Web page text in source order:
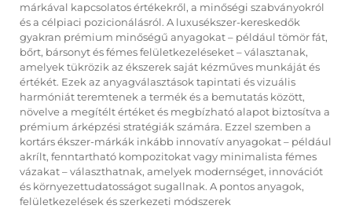
márkával kapcsolatos értékekről, a minőségi szabványokról
és a célpiaci pozicionálásról. A luxusékszer-kereskedők
gyakran prémium minőségű anyagokat – például tömör fát,
bőrt, bársonyt és fémes felületkezeléseket – választanak,
amelyek tükrözik az ékszerek saját kézműves munkáját és
értékét. Ezek az anyagválasztások tapintati és vizuális
harmóniát teremtenek a termék és a bemutatás között,
növelve a megítélt értéket és megbízható alapot biztosítva a
prémium árképzési stratégiák számára. Ezzel szemben a
kortárs ékszer-márkák inkább innovatív anyagokat – például
akrílt, fenntartható kompozitokat vagy minimalista fémes
vázakat – választhatnak, amelyek modernséget, innovációt
és környezettudatosságot sugallnak. A pontos anyagok,
felületkezelések és szerkezeti módszerek